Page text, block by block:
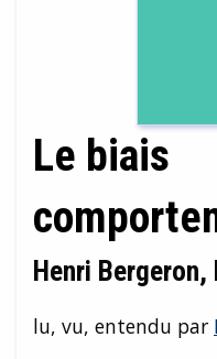
Le biais
Henri
lu, vu, entendu par